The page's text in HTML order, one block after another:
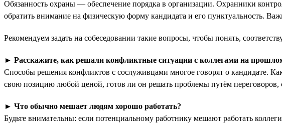
Обязанность охраны — обеспечение порядка в организации. Охранники
обратить внимание на физическую форму кандидата и его пунктуальность.
Рекомендуем задать на собеседовании такие вопросы, чтобы понять,
► Расскажите, как решали конфликтные ситуации с коллегами на
Способы решения конфликтов с сослуживцами многое говорят о кандидате.
свою позицию любой ценой, готов ли он решать проблемы путём переговоров,
► Что обычно мешает людям хорошо работать?
Будьте внимательны: если потенциальному работнику мешают работать